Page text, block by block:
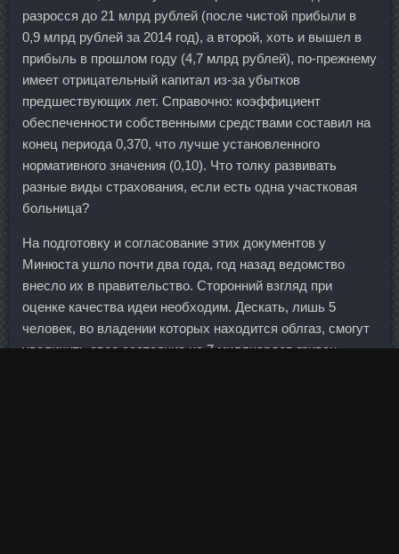
разросся до 21 млрд рублей (после чистой прибыли в
0,9 млрд рублей за 2014 год), а второй, хоть и вышел в
прибыль в прошлом году (4,7 млрд рублей), по-прежнему
имеет отрицательный капитал из-за убытков
предшествующих лет. Справочно: коэффициент
обеспеченности собственными средствами составил на
конец периода 0,370, что лучше установленного
нормативного значения (0,10). Что толку развивать
разные виды страхования, если есть одна участковая
больница?
На подготовку и согласование этих документов у
Минюста ушло почти два года, год назад ведомство
внесло их в правительство. Сторонний взгляд при
оценке качества идеи необходим. Дескать, лишь 5
человек, во владении которых находится облгаз, смогут
увеличить свое состояние на 7 миллиардов гривен